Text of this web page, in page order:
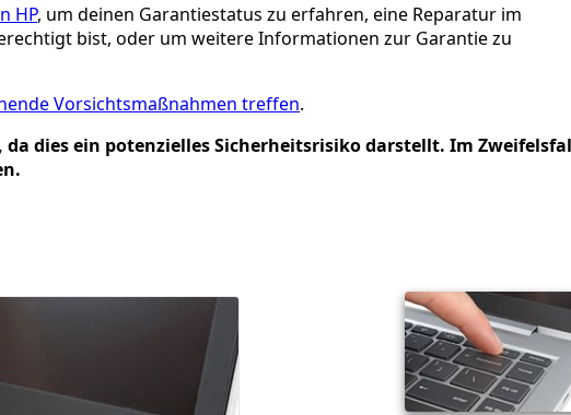
HP, um deinen Garantiestatus zu erfahren, eine Reparatur im
bist, oder um weitere Informationen zur Garantie zu
Vorsichtsmaßnahmen treffen.
dies ein potenzielles Sicherheitsrisiko darstellt. Im